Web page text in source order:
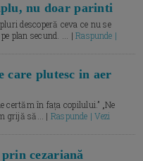
nu doar parinti
descoperă ceva ce nu se
plan secund. ... |Raspunde |
care plutesc in aer
certăm în fața copilului.” „Ne
grijă să... | Raspunde | Vezi
cezariană